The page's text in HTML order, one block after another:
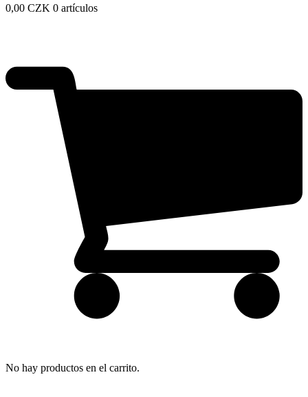
0,00 CZK 0 artículos
No hay productos en el carrito.